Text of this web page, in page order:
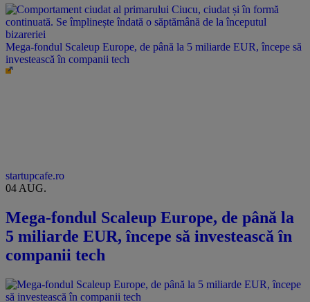
Mega-fondul Scaleup Europe, de până la 5 miliarde EUR, începe să
investească în companii tech
startupcafe.ro
04 AUG.
Mega-fondul Scaleup Europe, de până la
5 miliarde EUR, începe să investească în
companii tech